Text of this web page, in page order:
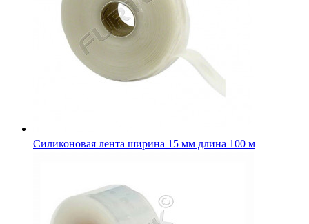
Силиконовая лента ширина 15 мм длина 100 м